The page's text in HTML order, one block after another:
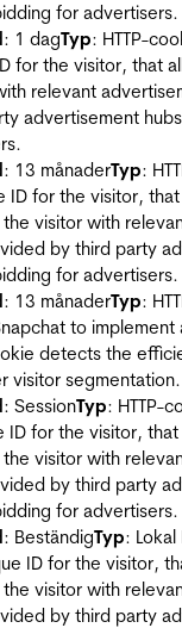
for advertisers.
: 1 dagTyp: HTTP-
for the visitor, that
relevant
advertisement
: 13 månaderTyp:
ID for the visitor,
visitor with
by third party
for advertisers.
: 13 månaderTyp:
to
detects the
visitor segmentation.
: SessionTyp: HTTP-
ID for the visitor,
visitor with
by third party
for advertisers.
: BeständigTyp: Lokal
ID for the visitor,
visitor with
by third party